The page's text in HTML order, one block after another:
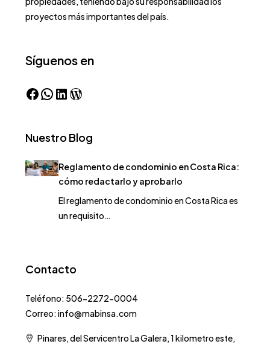
proyectos más importantes del país.
Síguenos en
Nuestro Blog
Reglamento de condominio en Costa Rica:
cómo redactarlo y aprobarlo
El reglamento de condominio en Costa Rica es
un requisito…
Contacto
Teléfono: 506-2272-0004
Correo: info@mabinsa.com
Pinares, del Servicentro La Galera, 1 kilometro este,